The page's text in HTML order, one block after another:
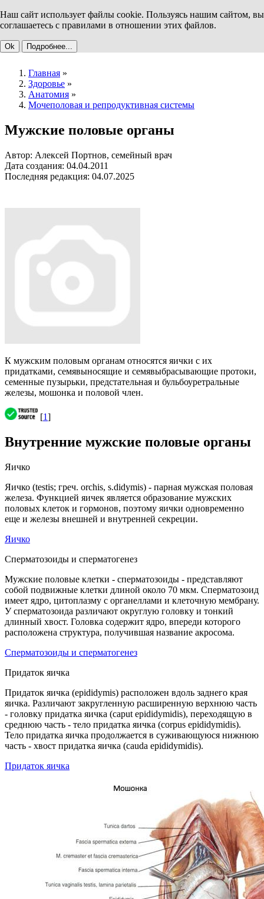
Наш сайт использует файлы cookie. Пользуясь нашим сайтом, вы
соглашаетесь с правилами в отношении этих файлов.
Ok Подробнее...
Главная »
Здоровье »
Анатомия »
Мочеполовая и репродуктивная системы
Мужские половые органы
Автор: Алексей Портнов, семейный врач
Дата создания: 04.04.2011
Последняя редакция: 04.07.2025
К мужским половым органам относятся яички с их
придатками, семявыносящие и семявыбрасывающие протоки,
семенные пузырьки, предстательная и бульбоуретральные
железы, мошонка и половой член.
[1]
Внутренние мужские половые органы
Яичко
Яичко (testis; греч. orchis, s.didymis) - парная мужская половая
железа. Функцией яичек является образование мужских
половых клеток и гормонов, поэтому яички одновременно
еще и железы внешней и внутренней секреции.
Яичко
Сперматозоиды и сперматогенез
Мужские половые клетки - сперматозоиды - представляют
собой подвижные клетки длиной около 70 мкм. Сперматозоид
имеет ядро, цитоплазму с органеллами и клеточную мембрану.
У сперматозоида различают округлую головку и тонкий
длинный хвост. Головка содержит ядро, впереди которого
расположена структура, получившая название акросома.
Сперматозоиды и сперматогенез
Придаток яичка
Придаток яичка (epididymis) расположен вдоль заднего края
яичка. Различают закругленную расширенную верхнюю часть
- головку придатка яичка (caput epididymidis), переходящую в
среднюю часть - тело придатка яичка (corpus epididymidis).
Тело придатка яичка продолжается в суживающуюся нижнюю
часть - хвост придатка яичка (cauda epididymidis).
Придаток яичка